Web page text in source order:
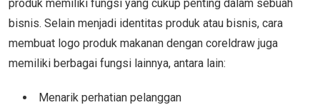
produk memiliki fungsi yang cukup penting dalam sebuah
bisnis. Selain menjadi identitas produk atau bisnis, cara
membuat logo produk makanan dengan coreldraw juga
memiliki berbagai fungsi lainnya, antara lain:
Menarik perhatian pelanggan